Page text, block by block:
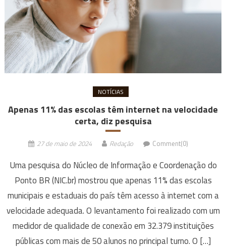
NOTÍCIAS
Apenas 11% das escolas têm internet na velocidade
certa, diz pesquisa
27 de maio de 2024 Redação Comment(0)
Uma pesquisa do Núcleo de Informação e Coordenação do
Ponto BR (NIC.br) mostrou que apenas 11% das escolas
municipais e estaduais do país têm acesso à internet com a
velocidade adequada. O levantamento foi realizado com um
medidor de qualidade de conexão em 32.379 instituições
públicas com mais de 50 alunos no principal turno. O […]